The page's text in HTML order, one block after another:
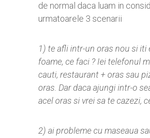
de normal daca luam in
urmatoarele 3 scenarii
1) te afli intr-un oras nou si iti
foame, ce faci ? Iei telefonul
cauti, restaurant + oras sau
oras. Dar daca ajungi intr-o
acel oras si vrei sa te cazezi,
2) ai probleme cu maseaua